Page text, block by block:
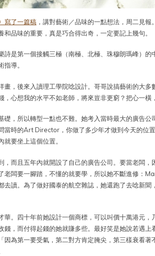
寫了一篇稿 ，講對藝術／品味的一點想法，周二見
和品味的重要，真是巧合得出奇，一定要記上幾句。
詩是第一個接觸三極（南極、北極、珠穆朗瑪峰）
指導。
畫，後來入讀理工學院唸設計。哥哥說搞藝術的大多
，心想我的水平不如老師，將來豈非更窮？把心一橫
礎，所以轉型一點也不難。她考入當時最大的廣告
當時的Art Director，你做了多少年才做到今天的位
就要坐上這個位置。
，而且五年內就開設了自己的廣告公司。要當老闆
老闆要一腳踏，不懂的就要學，所以她不斷進修：
去讀。為了做好國泰的航空雜誌，她還跑了去唸新
華。四十年前她設計一個商標，可以叫價十萬港元，
錢，而付得起錢的她就賺多些。最好笑是她說若遇
因為第一要受氣，第二對方肯定腌尖，第三樣衰看